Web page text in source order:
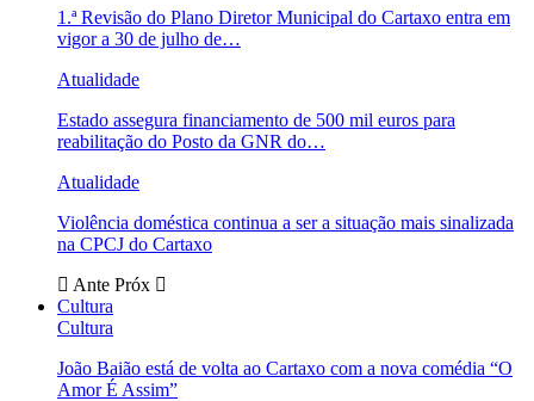
1.ª Revisão do Plano Diretor Municipal do Cartaxo entra em
vigor a 30 de julho de…
Atualidade
Estado assegura financiamento de 500 mil euros para
reabilitação do Posto da GNR do…
Atualidade
Violência doméstica continua a ser a situação mais sinalizada
na CPCJ do Cartaxo
Ante Próx
Cultura
Cultura
João Baião está de volta ao Cartaxo com a nova comédia “O
Amor É Assim”